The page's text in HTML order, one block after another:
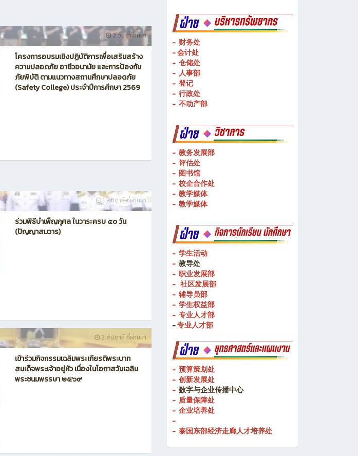
2 วัน ที่ผ่านมา
โครงการอบรมเชิงปฏิบัติการเพื่อเสริมสร้าง
ความปลอดภัย อาชีวอนามัย และการป้องกัน
ภัยพิบัติ ตามแนวทางสถานศึกษาปลอดภัย
(Safety College) ประจำปีการศึกษา 2569
1 สัปดาห์ ที่ผ่านมา
ร่วมพิธีบำเพ็ญกุศล ในวาระครบ ๕๐ วัน
(ปัญญาสมวาร)
2 สัปดาห์ ที่ผ่านมา
เข้าร่วมกิจกรรมเฉลิมพระเกียรติพระบาท
สมเด็จพระเจ้าอยู่หัว เนื่องในโอกาสวันเฉลิม
พระชนมพรรษา ๒๕๖๙
- 财务处
-会计处
- 仓储处
- 人事部
- 登记
- 行政处
- 不动产部
- 教务发展部
- 评估处
- 图书馆
- 校企合作处
- 教学媒体
- 教学媒体
- 学生活动
- 教导处
- 职业发展部
- 社区发展部
- 辅导员部
- 学生权益部
- 专业人才部
-专业人才部
- 预算策划处
- 创新发展处
- 数字与企业传播中心
- 质量保障处
- 企业培养处
-
- 泰国东部经济走廊人才培养处